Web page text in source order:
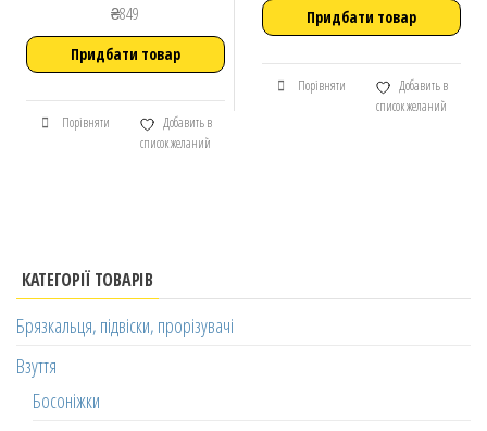
₴849
Придбати товар
Порівняти
Добавить в
список желаний
Придбати товар
Порівняти
Добавить в
список желаний
КАТЕГОРІЇ ТОВАРІВ
Брязкальця, підвіски, прорізувачі
Взуття
Босоніжки